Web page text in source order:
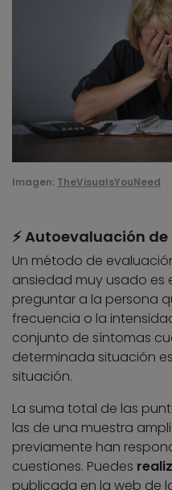
Imagen: TheVisualsYouNeed
⚡ Autoevaluación de
Un método de
ansiedad muy usado es
preguntar a la persona
frecuencia o la
conjunto de síntomas
determinada situación
situación.
La suma total de las
las de una muestra
previamente han
cuestiones. Puedes
publicada en la web de